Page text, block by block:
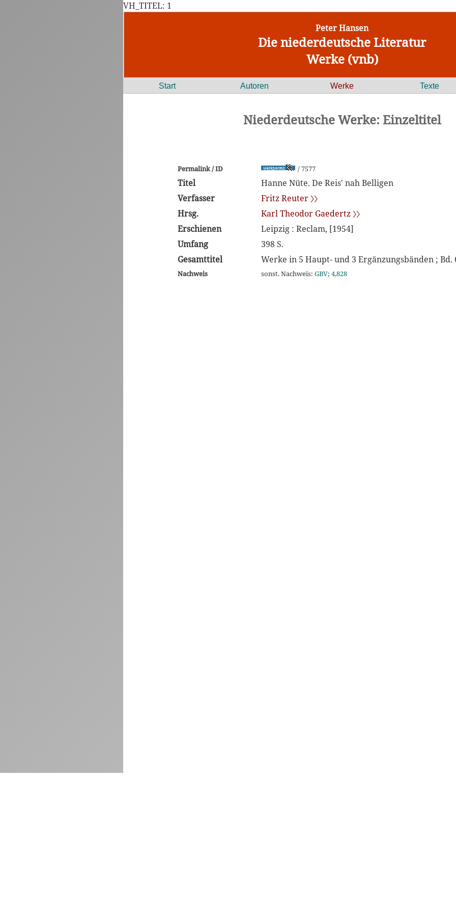
VH_TITEL: 1
Peter Hansen
Die niederdeutsche Literatur
Werke (vnb)
Start Autoren Werke Texte
Niederdeutsche Werke: Einzeltitel
Permalink / ID / 7577
Titel
Hanne Nüte. De Reis' nah Belligen
Verfasser
Fritz Reuter 〉〉
Hrsg.
Karl Theodor Gaedertz 〉〉
Erschienen
Leipzig : Reclam, [1954]
Umfang
398 S.
Gesamttitel
Werke in 5 Haupt- und 3 Ergänzungsbänden ; Bd.
Nachweis sonst. Nachweis: GBV; 4,828